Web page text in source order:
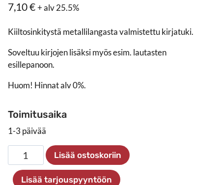
7,10€+ alv 25.5%
Kiiltosinkitystä metallilangasta valmistettu kirjatuki.
Soveltuu kirjojen lisäksi myös esim. lautasten
esillepanoon.
Huom! Hinnat alv 0%.
Toimitusaika
1-3 päivää
Kirjatuki
A5
määrä
Lisää ostoskoriin
Lisää tarjouspyyntöön